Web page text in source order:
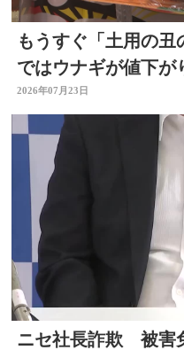
もうすぐ「土用の
ではウナギが値下
も… 大分
2026年07月23日
ニセ社長詐欺 被害